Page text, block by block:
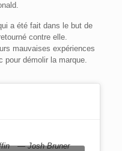
a été fait dans le but de
contre elle.
mauvaises expériences
pour démolir la marque.
— Josh Bruner